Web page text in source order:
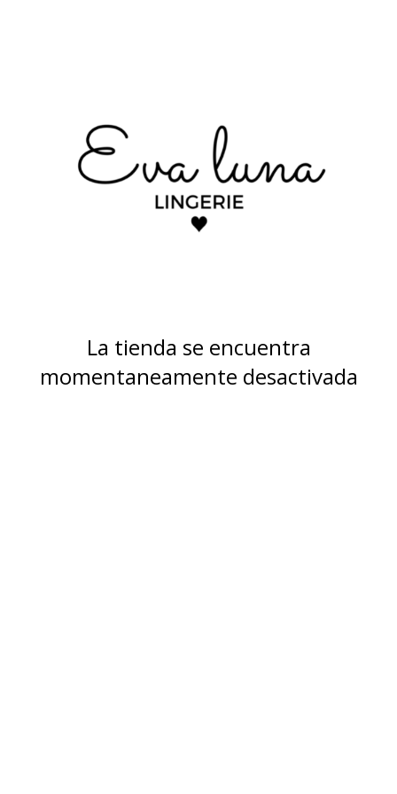
La tienda se encuentra
momentaneamente desactivada